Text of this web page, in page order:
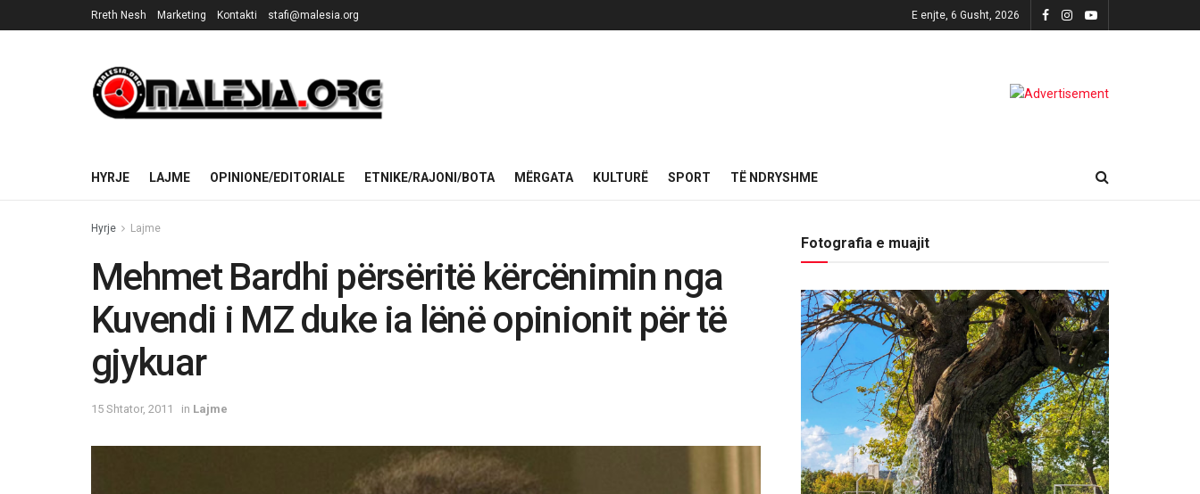
Rreth Nesh Marketing Kontakti stafi@malesia.org E enjte, 6 Gusht, 2026
HYRJE LAJME OPINIONE/EDITORIALE ETNIKE/RAJONI/BOTA MËRGATA KULTURË SPORT TË NDRYSHME
Hyrje Lajme
Mehmet Bardhi përsëritë kërcënimin nga
Kuvendi i MZ duke ia lënë opinionit për të
gjykuar
15 Shtator, 2011 in Lajme
Fotografia e muajit